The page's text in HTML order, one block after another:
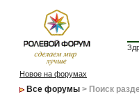
Новое на форумах
Все форумы > Поиск